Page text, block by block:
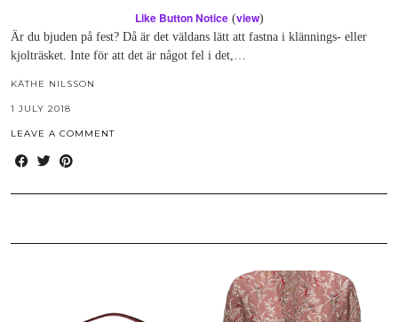
Like Button Notice(view)
Är du bjuden på fest? Då är det väldans lätt att fastna i klännings- eller
kjolträsket. Inte för att det är något fel i det,…
KÄTHE NILSSON
1 JULY 2018
LEAVE A COMMENT